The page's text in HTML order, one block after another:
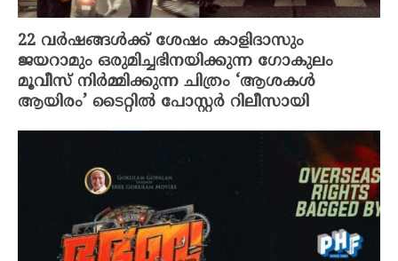
22 വർഷങ്ങൾക്ക് ശേഷം കാളിദാസും
ജയറാമും ഒരുമിച്ചഭിനയിക്കുന്ന ഗോകുലം
മൂവീസ് നിർമ്മിക്കുന്ന ചിത്രം ‘ആശകൾ
ആയിരം’ ടൈറ്റിൽ പോസ്റ്റർ റിലീസായി